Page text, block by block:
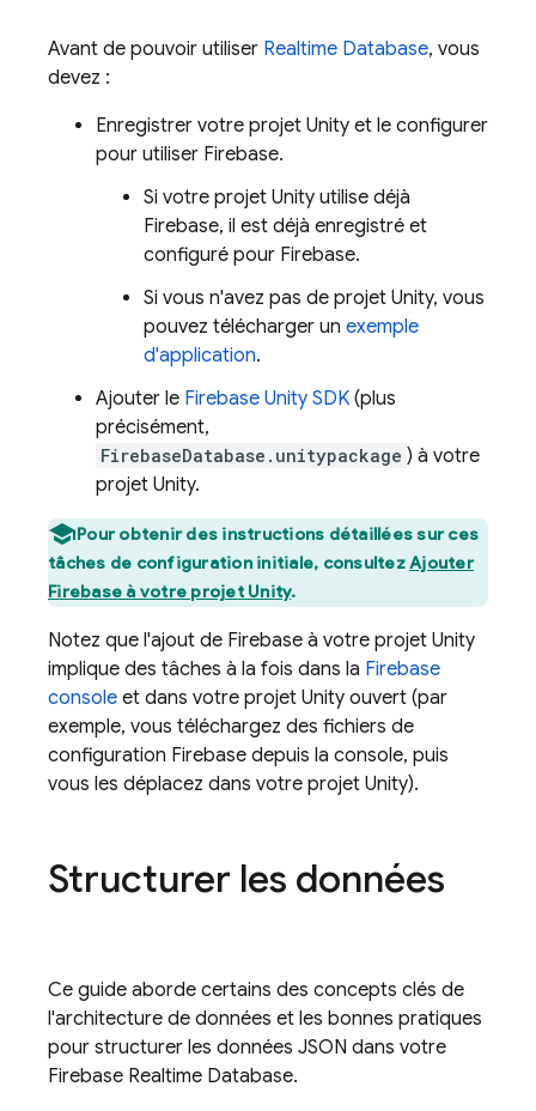
Avant de pouvoir utiliser Realtime Database, vous
devez :
Enregistrer votre projet Unity et le configurer
pour utiliser Firebase.
Si votre projet Unity utilise déjà
Firebase, il est déjà enregistré et
configuré pour Firebase.
Si vous n'avez pas de projet Unity, vous
pouvez télécharger un exemple
d'application.
Ajouter le Firebase Unity SDK (plus
précisément,
FirebaseDatabase.unitypackage ) à votre
projet Unity.
Pour obtenir des instructions détaillées sur ces
tâches de configuration initiale, consultezAjouter
Firebase à votre projet Unity.
Notez que l'ajout de Firebase à votre projet Unity
implique des tâches à la fois dans la Firebase
console et dans votre projet Unity ouvert (par
exemple, vous téléchargez des fichiers de
configuration Firebase depuis la console, puis
vous les déplacez dans votre projet Unity).
Structurer les données
Ce guide aborde certains des concepts clés de
l'architecture de données et les bonnes pratiques
pour structurer les données JSON dans votre
Firebase Realtime Database.